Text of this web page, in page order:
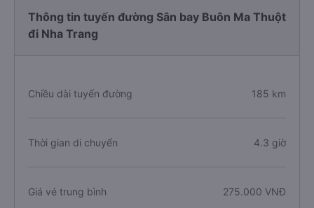
Thông tin tuyến đường Sân bay Buôn Ma Thuột
đi Nha Trang
Chiều dài tuyến đường 185 km
Thời gian di chuyển 4.3 giờ
Giá vé trung bình 275.000 VNĐ